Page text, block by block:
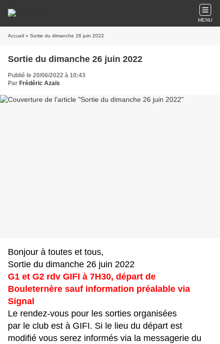
MENU
Accueil » Sortie du dimanche 26 juin 2022
Sortie du dimanche 26 juin 2022
Publié le 20/06/2022 à 10:43
Par Frédéric Azaïs
Bonjour à toutes et tous,
Sortie du dimanche 26 juin 2022
G1 et G2 rdv GIFI à 7H30, départ de
Bouleternère sauf information préalable via
Signal
Le rendez-vous pour les sorties organisées
par le club est à GIFI. Si le lieu du départ est
modifié vous serez informés via la messagerie du